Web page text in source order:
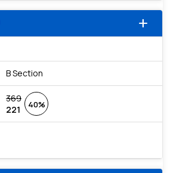
add
B Section
369
221
40%